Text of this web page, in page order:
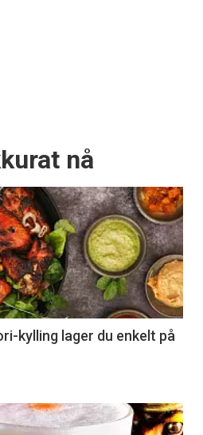
nå
kylling lager du enkelt på